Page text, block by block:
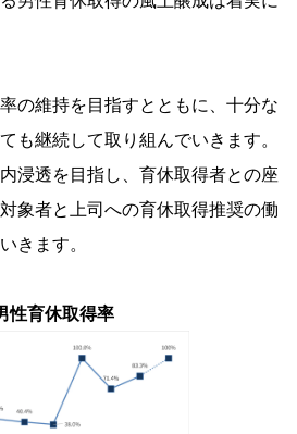
の維持を目指すとともに、十分な
も継続して取り組んでいきます。
浸透を目指し、育休取得者との座
象者と上司への育休取得推奨の働
きます。
性育休取得率